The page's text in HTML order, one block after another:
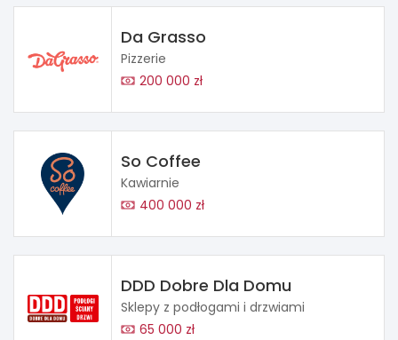
Da Grasso
Pizzerie
200 000 zł
So Coffee
Kawiarnie
400 000 zł
DDD Dobre Dla Domu
Sklepy z podłogami i drzwiami
65 000 zł